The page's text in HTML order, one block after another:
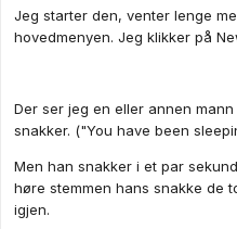
Jeg starter den, venter lenge
hovedmenyen. Jeg klikker på
Der ser jeg en eller annen
snakker. ("You have been
Men han snakker i et par
høre stemmen hans snakke de
igjen.